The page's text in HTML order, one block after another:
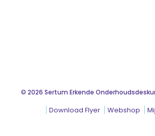
© 2026 Sertum Erkende
Download Flyer Webshop